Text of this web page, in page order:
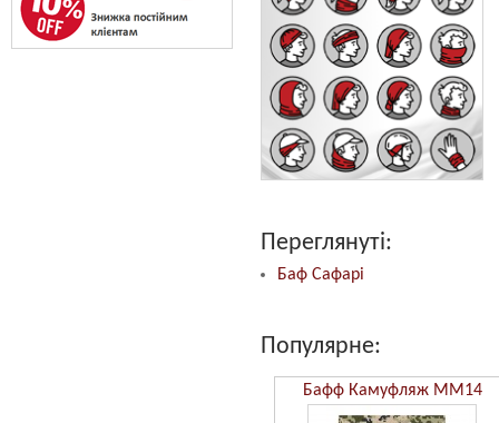
Переглянуті:
Баф Сафарі
Популярне:
Бафф Камуфляж ММ14